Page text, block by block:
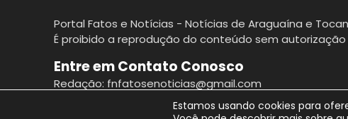
Portal Fatos e Notícias - Notícias de Araguaína e
É proibido a reprodução do conteúdo sem
Entre em Contato Conosco
Redação: fnfatosenoticias@gmail.com
Estamos usando cookies para